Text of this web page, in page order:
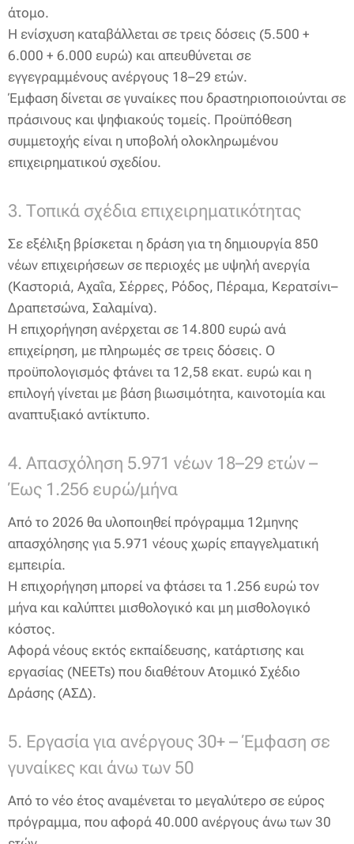
άτομο.
Η ενίσχυση καταβάλλεται σε τρεις δόσεις (5.500 +
6.000 + 6.000 ευρώ) και απευθύνεται σε
εγγεγραμμένους ανέργους 18–29 ετών.
Έμφαση δίνεται σε γυναίκες που δραστηριοποιούνται σε
πράσινους και ψηφιακούς τομείς. Προϋπόθεση
συμμετοχής είναι η υποβολή ολοκληρωμένου
επιχειρηματικού σχεδίου.
3. Τοπικά σχέδια επιχειρηματικότητας
Σε εξέλιξη βρίσκεται η δράση για τη δημιουργία 850
νέων επιχειρήσεων σε περιοχές με υψηλή ανεργία
(Καστοριά, Αχαΐα, Σέρρες, Ρόδος, Πέραμα, Κερατσίνι–
Δραπετσώνα, Σαλαμίνα).
Η επιχορήγηση ανέρχεται σε 14.800 ευρώ ανά
επιχείρηση, με πληρωμές σε τρεις δόσεις. Ο
προϋπολογισμός φτάνει τα 12,58 εκατ. ευρώ και η
επιλογή γίνεται με βάση βιωσιμότητα, καινοτομία και
αναπτυξιακό αντίκτυπο.
4. Απασχόληση 5.971 νέων 18–29 ετών –
Έως 1.256 ευρώ/μήνα
Από το 2026 θα υλοποιηθεί πρόγραμμα 12μηνης
απασχόλησης για 5.971 νέους χωρίς επαγγελματική
εμπειρία.
Η επιχορήγηση μπορεί να φτάσει τα 1.256 ευρώ τον
μήνα και καλύπτει μισθολογικό και μη μισθολογικό
κόστος.
Αφορά νέους εκτός εκπαίδευσης, κατάρτισης και
εργασίας (NEETs) που διαθέτουν Ατομικό Σχέδιο
Δράσης (ΑΣΔ).
5. Εργασία για ανέργους 30+ – Έμφαση σε
γυναίκες και άνω των 50
Από το νέο έτος αναμένεται το μεγαλύτερο σε εύρος
πρόγραμμα, που αφορά 40.000 ανέργους άνω των 30